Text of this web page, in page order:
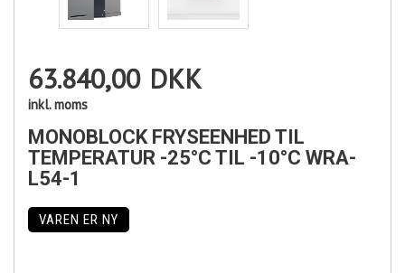
63.840,00 DKK
inkl. moms
MONOBLOCK FRYSEENHED TIL
TEMPERATUR -25°C TIL -10°C WRA-
L54-1
VAREN ER NY